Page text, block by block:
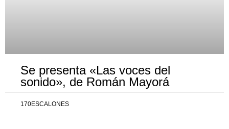
Se presenta «Las voces del
sonido», de Román Mayorá
170ESCALONES